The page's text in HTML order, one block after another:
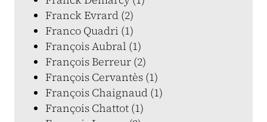
Franck Evrard (2)
Franco Quadri (1)
François Aubral (1)
François Berreur (2)
François Cervantès (1)
François Chaignaud (1)
François Chattot (1)